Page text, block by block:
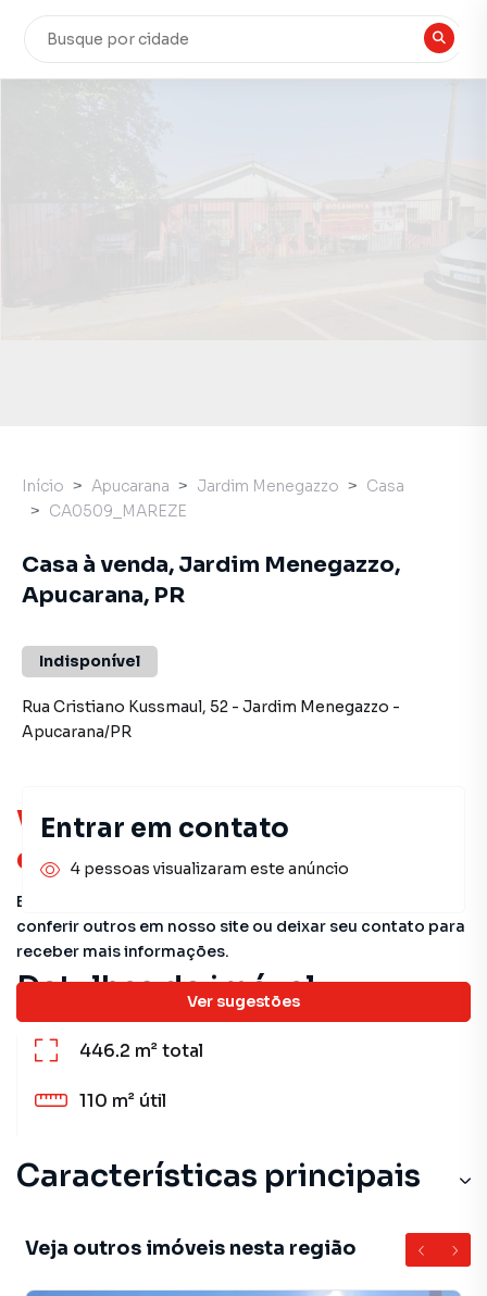
Você pode encontrar novas
oportunidades!
Este imóvel não está mais disponível, mas você pode
conferir outros em nosso site ou deixar seu contato para
receber mais informações.
Ver sugestões
Detalhes do imóvel
446.2 m²total
110 m² útil
Características principais
Veja outros imóveis nesta região
Início Apucarana Jardim Menegazzo
Casa
CA0509_MAREZE
Casa à venda, Jardim Menegazzo,
Apucarana, PR
Indisponível
Rua Cristiano Kussmaul, 52 - Jardim Menegazzo -
Apucarana/PR
Entrar em contato
4 pessoas visualizaram este anúncio